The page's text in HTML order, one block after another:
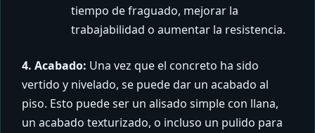
tiempo de fraguado, mejorar la
trabajabilidad o aumentar la resistencia.
4. Acabado: Una vez que el concreto ha sido
vertido y nivelado, se puede dar un acabado al
piso. Esto puede ser un alisado simple con llana,
un acabado texturizado, o incluso un pulido para